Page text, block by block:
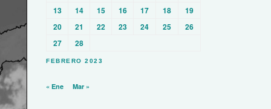
FEBRERO 2023
13
14 15 16 17 18
19
20
21 22 23 24 25
26
27
28
« Ene Mar »